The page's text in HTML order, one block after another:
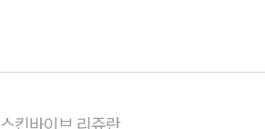
스킨바이브 리쥬란